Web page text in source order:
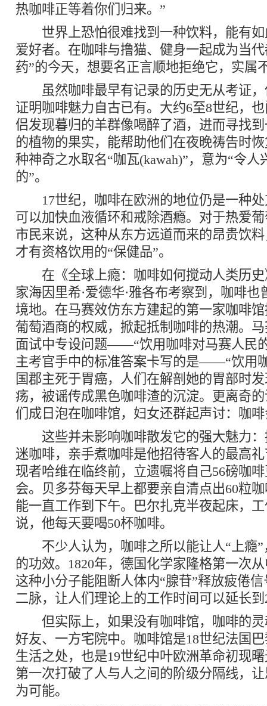
热咖啡正等着你们归来。”
世界上恐怕很难找到一种饮料，能有如
爱好者。在咖啡与撸猫、健身一起成为当
药”的今天，想要名正言顺地拒绝它，实属
虽然咖啡最早有记录的历史无从考证，
证明咖啡魅力自古已有。大约6至8世纪，
侣发现暮归的羊群像喝醉了酒，进而寻找
的植物的果实，能帮助他们在夜晚祷告时
种神奇之水取名“咖瓦(kawah)”，意为“令
的”。
17世纪，咖啡在欧洲的地位仍是一种处
可以加快血液循环和戒除酒瘾。对于热爱
市民来说，这种从东方远道而来的昂贵饮
才有资格饮用的“保健品”。
在《全球上瘾：咖啡如何搅动人类历史
家海因里希·爱德华·雅各布考察到，咖啡也
境地。在马赛效仿东方建起的第一家咖啡
葡萄酒商的权威，掀起抵制咖啡的热潮。
面试中专设问题——“饮用咖啡对马赛人民
主考官手中的标准答案卡写的是——“饮用
国郡主死于胃癌，人们在解剖她的胃部时
疡，被谣传成黑色咖啡渣的沉淀。更离奇
们成日泡在咖啡馆，妇女还群起声讨：咖
这些并未影响咖啡散发它的强大魅力：
迷咖啡，亲手煮咖啡是他招待客人的最高
现者哈维在临终前，立遗嘱将自己56磅咖
会。贝多芬每天早上都要亲自清点出60粒
能一直工作到下午。巴尔扎克半夜起床，
说，他每天要喝50杯咖啡。
不少人认为，咖啡之所以能让人“上瘾”
的功效。1820年，德国化学家隆格第一次
这种小分子能阻断人体内“腺苷”释放疲倦
二脉，让人们理论上的工作时间可以延长
但实际上，如果没有咖啡馆，咖啡的灵
好友、一方宅院中。咖啡馆是18世纪法国
生活之处，也是19世纪中叶欧洲革命初现
第一次打破了人与人之间的阶级分隔线，
为可能。